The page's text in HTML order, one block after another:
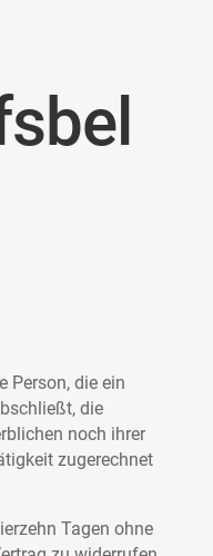
Person, die ein
die
noch ihrer
zugerechnet
Tagen ohne